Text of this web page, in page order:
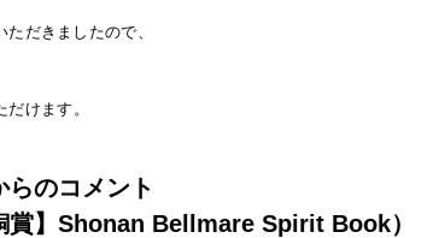
だきましたので、
だけます。
らのコメント
賞】Shonan Bellmare Spirit Book）